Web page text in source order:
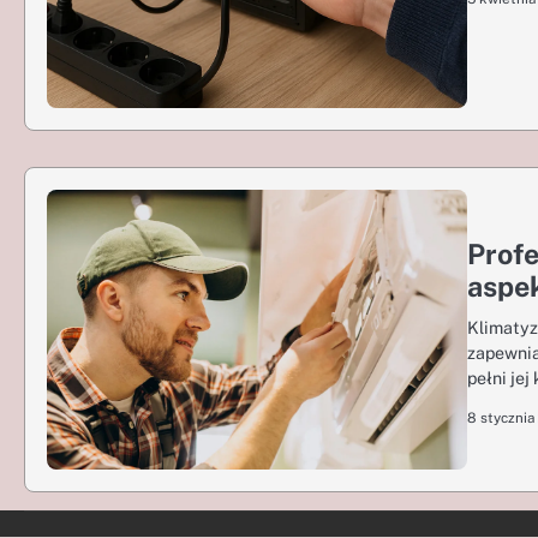
pełni
8 stycznia